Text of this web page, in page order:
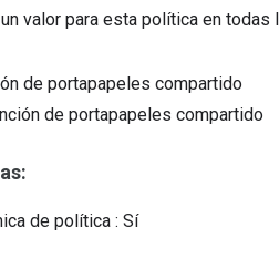
valor para esta política en todas
de portapapeles compartido
de portapapeles compartido
de política : Sí